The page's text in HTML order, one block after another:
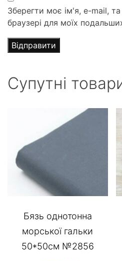
Зберегти моє ім'я, e-mail,
браузері для моїх
Супутні
Бязь однотонна
морської гальки
50*50см №2856